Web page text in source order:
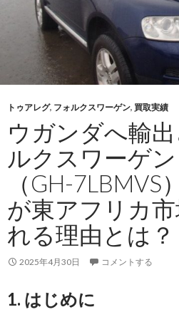
フ
（DBA-
AVCPT）
を
ニ
ア
輸
出
｜
ド
イ
ツ
生
トゥアレグ, フォルクスワーゲン, 買取実績
ウガンダへ輸
ルクスワーゲ
（GH-7LBMVS
が東アフリカ
れる理由とは？
2025年4月30日 コメントする
1. はじめに